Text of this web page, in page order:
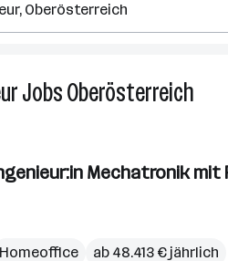
JobsOberösterreich
Mechatronik
Homeoffice ab 48.413 € jährlich